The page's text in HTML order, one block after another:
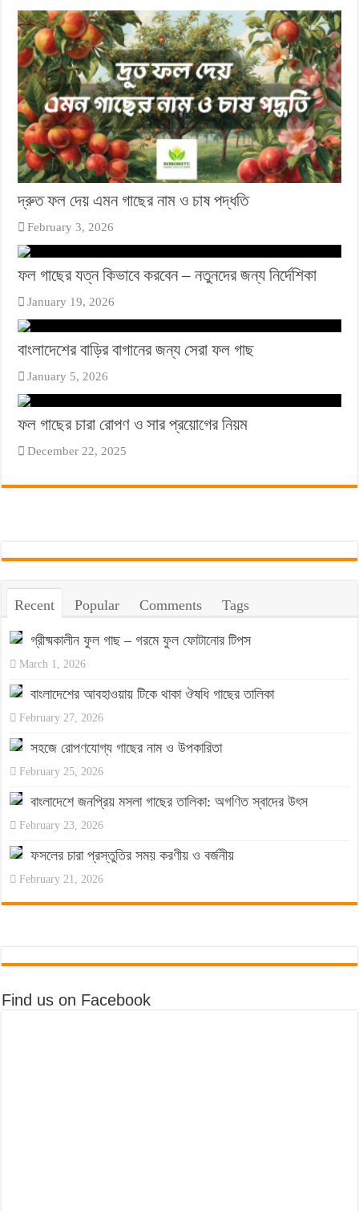
দ্রুত ফল দেয় এমন গাছের নাম ও চাষ পদ্ধতি
February 3, 2026
ফল গাছের যত্ন কিভাবে করবেন – নতুনদের জন্য নির্দেশিকা
January 19, 2026
বাংলাদেশের বাড়ির বাগানের জন্য সেরা ফল গাছ
January 5, 2026
ফল গাছের চারা রোপণ ও সার প্রয়োগের নিয়ম
December 22, 2025
Recent Popular Comments Tags
গ্রীষ্মকালীন ফুল গাছ – গরমে ফুল ফোটানোর টিপস
March 1, 2026
বাংলাদেশের আবহাওয়ায় টিকে থাকা ঔষধি গাছের তালিকা
February 27, 2026
সহজে রোপণযোগ্য গাছের নাম ও উপকারিতা
February 25, 2026
বাংলাদেশে জনপ্রিয় মসলা গাছের তালিকা: অগণিত স্বাদের উৎস
February 23, 2026
ফসলের চারা প্রস্তুতির সময় করণীয় ও বর্জনীয়
February 21, 2026
Find us on Facebook